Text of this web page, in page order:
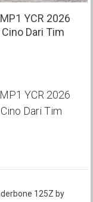
YCR 2026
Dari Tim
YCR 2026
Dari Tim
125Z by